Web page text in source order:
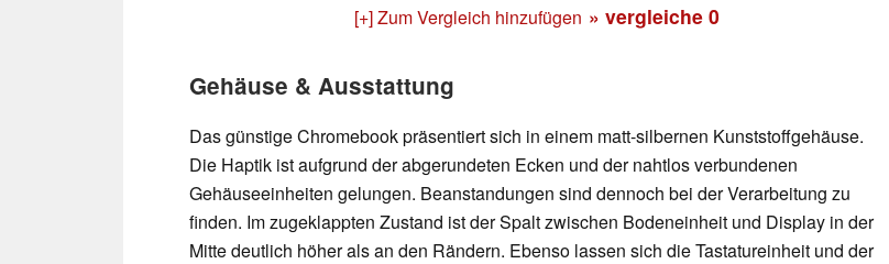
[+] Zum Vergleich hinzufügen » vergleiche 0
Gehäuse & Ausstattung
Das günstige Chromebook präsentiert sich in einem matt-silbernen Kunststoffgehäuse.
Die Haptik ist aufgrund der abgerundeten Ecken und der nahtlos verbundenen
Gehäuseeinheiten gelungen. Beanstandungen sind dennoch bei der Verarbeitung zu
finden. Im zugeklappten Zustand ist der Spalt zwischen Bodeneinheit und Display in der
Mitte deutlich höher als an den Rändern. Ebenso lassen sich die Tastatureinheit und der